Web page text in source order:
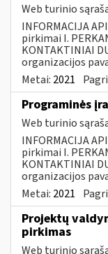
Web turinio
INFORMACIJA
pirkimai I.
KONTAKTINIAI
organizacijos
Metai: 2021
Programinės
Web turinio
INFORMACIJA
pirkimai I.
KONTAKTINIAI
organizacijos
Metai: 2021
Projektų
pirkimas
Web turinio